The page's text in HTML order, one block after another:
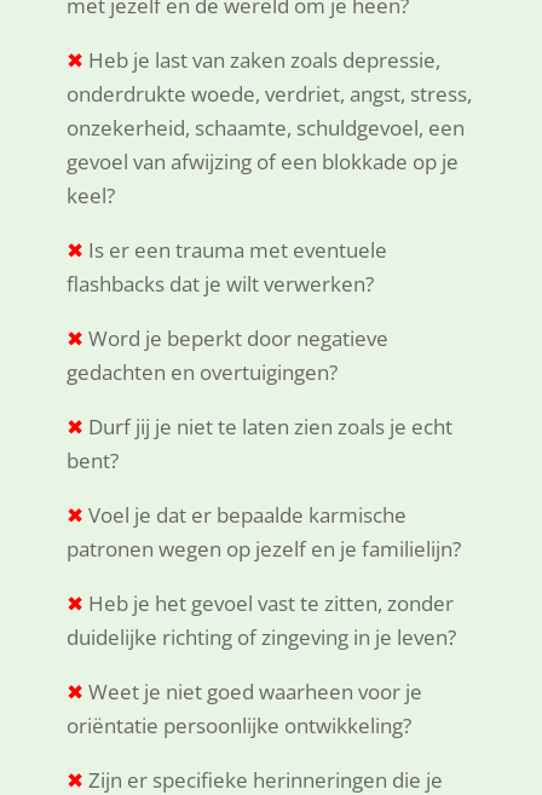
✖ Heb je last van zaken zoals depressie,
onderdrukte woede, verdriet, angst, stress,
onzekerheid, schaamte, schuldgevoel, een
gevoel van afwijzing of een blokkade op je
keel?
✖ Is er een trauma met eventuele
flashbacks dat je wilt verwerken?
✖ Word je beperkt door negatieve
gedachten en overtuigingen?
✖ Durf jij je niet te laten zien zoals je echt
bent?
✖ Voel je dat er bepaalde karmische
patronen wegen op jezelf en je familielijn?
✖ Heb je het gevoel vast te zitten, zonder
duidelijke richting of zingeving in je leven?
✖ Weet je niet goed waarheen voor je
oriëntatie persoonlijke ontwikkeling?
✖ Zijn er specifieke herinneringen die je